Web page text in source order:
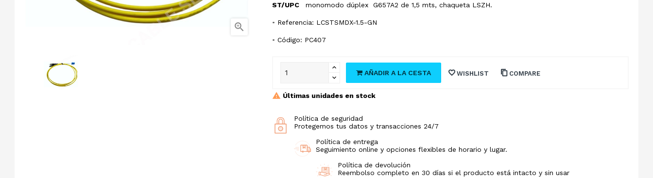

ST/UPC
monomodo dúplex G657A2 de 1,5 mts, chaqueta LSZH.
• Referencia: LCSTSMDX-1.5-GN
• Código: PC407
AÑADIR A LA CESTA WISHLIST COMPARE
Últimas unidades en stock
Política de seguridad
Protegemos tus datos y transacciones 24/7
Política de entrega
Seguimiento online y opciones flexibles de horario y lugar.
Política de devolución
Reembolso completo en 30 días si el producto está intacto y sin usar